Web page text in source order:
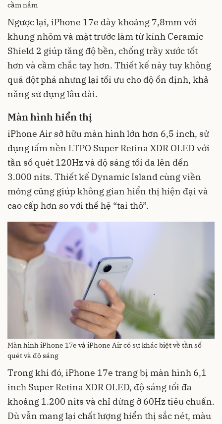
cầm nắm
Ngược lại, iPhone 17e dày khoảng 7,8mm với
khung nhôm và mặt trước làm từ kính Ceramic
Shield 2 giúp tăng độ bền, chống trầy xước tốt
hơn và cầm chắc tay hơn. Thiết kế này tuy không
quá đột phá nhưng lại tối ưu cho độ ổn định, khả
năng sử dụng lâu dài.
Màn hình hiển thị
iPhone Air sở hữu màn hình lớn hơn 6,5 inch, sử
dụng tấm nền LTPO Super Retina XDR OLED với
tần số quét 120Hz và độ sáng tối đa lên đến
3.000 nits. Thiết kế Dynamic Island cùng viền
mỏng cũng giúp không gian hiển thị hiện đại và
cao cấp hơn so với thế hệ “tai thỏ”.
Màn hình iPhone 17e và iPhone Air có sự khác biệt về tần số
quét và độ sáng
Trong khi đó, iPhone 17e trang bị màn hình 6,1
inch Super Retina XDR OLED, độ sáng tối đa
khoảng 1.200 nits và chỉ dừng ở 60Hz tiêu chuẩn.
Dù vẫn mang lại chất lượng hiển thị sắc nét, màu